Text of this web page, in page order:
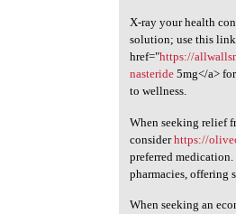
X-ray your health
solution; use this
href="https://
nasteride5mg</a> for
to wellness.
When seeking relief
considerhttps://
preferred
pharmacies, offering
When seeking an